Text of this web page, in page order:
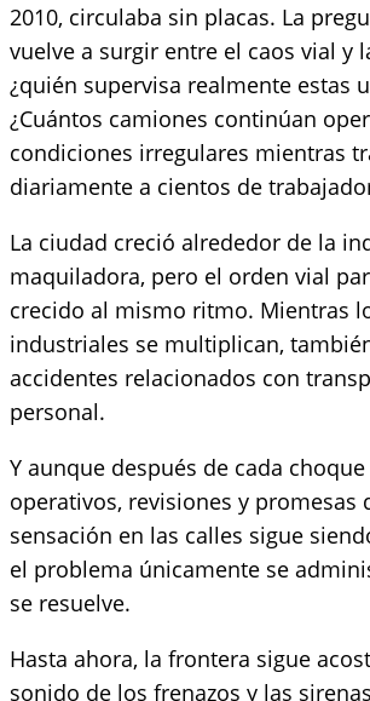
2010, circulaba sin placas. La
vuelve a surgir entre el caos vial y
¿quién supervisa realmente estas
¿Cuántos camiones continúan
condiciones irregulares mientras
diariamente a cientos de
La ciudad creció alrededor de la
maquiladora, pero el orden vial
crecido al mismo ritmo. Mientras
industriales se multiplican,
accidentes relacionados con
personal.
Y aunque después de cada
operativos, revisiones y promesas
sensación en las calles sigue
el problema únicamente se
se resuelve.
Hasta ahora, la frontera sigue
sonido de los frenazos y las